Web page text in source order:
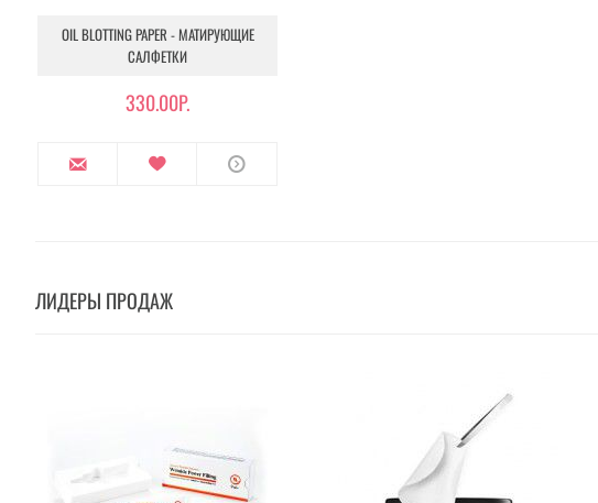
OIL BLOTTING PAPER - МАТИРУЮЩИЕ
САЛФЕТКИ
330.00Р.
ЛИДЕРЫ ПРОДАЖ